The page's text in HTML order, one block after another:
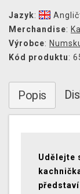
Jazyk:
Merchandise:
Výrobce:
Kód produktu:
Popis
Udělejte